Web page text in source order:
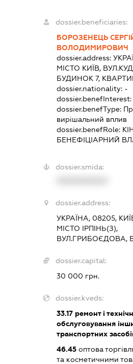
dossier.beneficiaries:
БОРОЗЕНЕЦЬ
ВОЛОДИМИРОВИЧ
dossier.address:
МІСТО КИЇВ,
БУДИНОК 7,
dossier.nationality: -
dossier.benefType:
вирішальний вплив
dossier.benefRole:
БЕНЕФІЦІАРНИЙ
dossier.smida:
dossier.address:
УКРАЇНА, 08205,
МІСТО ІРПІНЬ(З),
ВУЛ.ГРИБОЄДОВА,
dossier.capital:
30 000 грн.
dossier.kveds:
33.17 ремонт і
обслуговування
транспортних
46.45 оптова
та косметичними